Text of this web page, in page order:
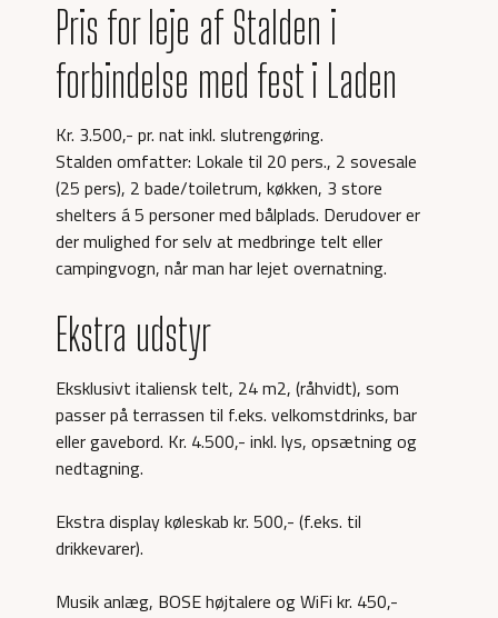
Pris for leje af Stalden i
forbindelse med fest i Laden
Kr. 3.500,- pr. nat inkl. slutrengøring.
Stalden omfatter: Lokale til 20 pers., 2 sovesale
(25 pers), 2 bade/toiletrum, køkken, 3 store
shelters á 5 personer med bålplads. Derudover er
der mulighed for selv at medbringe telt eller
campingvogn, når man har lejet overnatning.
Ekstra udstyr
Eksklusivt italiensk telt, 24 m2, (råhvidt), som
passer på terrassen til f.eks. velkomstdrinks, bar
eller gavebord. Kr. 4.500,- inkl. lys, opsætning og
nedtagning.
Ekstra display køleskab kr. 500,- (f.eks. til
drikkevarer).
Musik anlæg, BOSE højtalere og WiFi kr. 450,-